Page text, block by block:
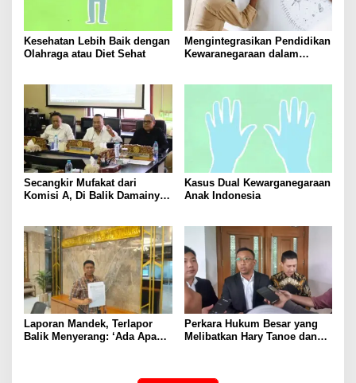
Kesehatan Lebih Baik dengan
Olahraga atau Diet Sehat
Mengintegrasikan Pendidikan
Kewaranegaraan dalam
Secangkir Mufakat dari
Komisi A, Di Balik Damainya
Kasus Dual Kewarganegaraan
Anak Indonesia
Laporan Mandek, Terlapor
Balik Menyerang: ‘Ada Apa
Perkara Hukum Besar yang
Melibatkan Hary Tanoe dan